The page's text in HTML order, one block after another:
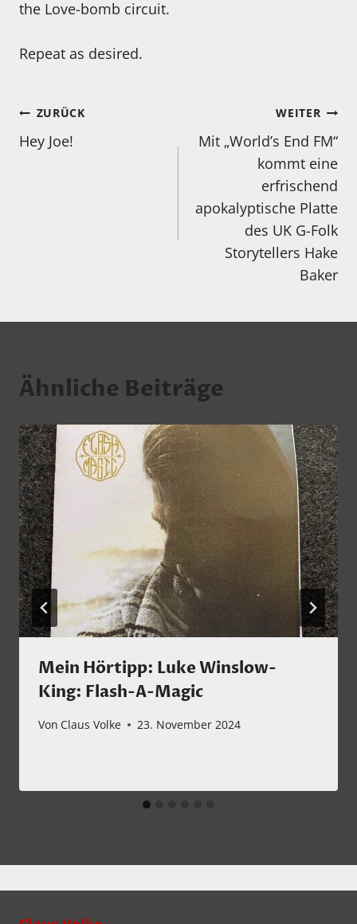
the Love-bomb circuit.
Repeat as desired.
Beitragsnavigation
ZURÜCK
Hey Joe!
WEITER
Mit „World’s End FM“
kommt eine
erfrischend
apokalyptische Platte
des UK G-Folk
Storytellers Hake
Baker
Ähnliche Beiträge
Mein Hörtipp: Luke Winslow-
King: Flash-A-Magic
Von Claus Volke 23. November 2024